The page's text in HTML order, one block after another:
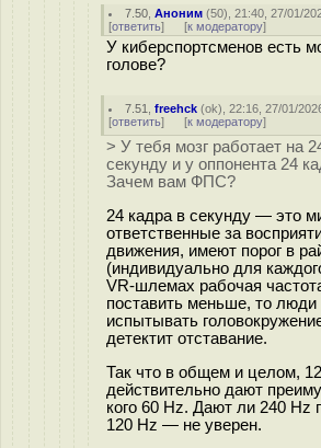
7.50 ,Аноним (50), 21:40, 27/01/
[ответить] [к модератору]
У киберспортсменов есть
голове?
7.51 ,freehck (ok), 22:16, 27/01/
[ответить] [к модератору]
> У тебя мозг работает на
секунду и у оппонента 24
Зачем вам ФПС?
24 кадра в секунду — это
ответственные за
движения, имеют порог в
(индивидуально для
VR-шлемах рабочая
поставить меньше, то люди
испытывать
детектит отставание.
Так что в общем и целом,
действительно дают
кого 60 Hz. Дают ли 240 Hz
120 Hz — не уверен.